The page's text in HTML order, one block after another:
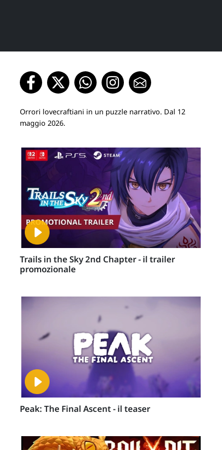
Orrori lovecraftiani in un puzzle narrativo. Dal 12
maggio 2026.
Trails in the Sky 2nd Chapter - il trailer
promozionale
Peak: The Final Ascent - il teaser